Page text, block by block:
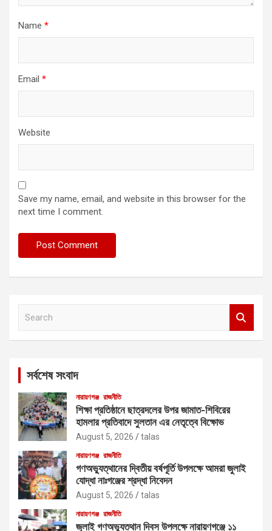
Name *
Email *
Website
Save my name, email, and website in this browser for the
next time I comment.
সর্বশেষ সংবাদ
নারায়ণগঞ্জ রাজনীতি
শিক্ষা প্রতিষ্ঠানে ছাত্রদলের উপর জামাত-শিবিরের
হামলার প্রতিবাদে সুলতান এর নেতৃত্বে বিক্ষোভ
August 5, 2026 talas
নারায়ণগঞ্জ রাজনীতি
গণঅভ্যুত্থানের দ্বিতীয় বর্ষপূর্তি উপলক্ষে আমরা জুলাই
যোদ্ধা নাঃগঞ্জের শ্রদ্ধা নিবেদন
August 5, 2026 talas
নারায়ণগঞ্জ রাজনীতি
জুলাই গণঅভ্যুত্থান দিবস উপলক্ষে নারায়ণগঞ্জে ১১